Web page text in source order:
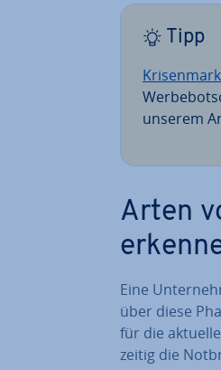
Tipp
unserem
Arten
Eine
über diese
für die
zei­tig die